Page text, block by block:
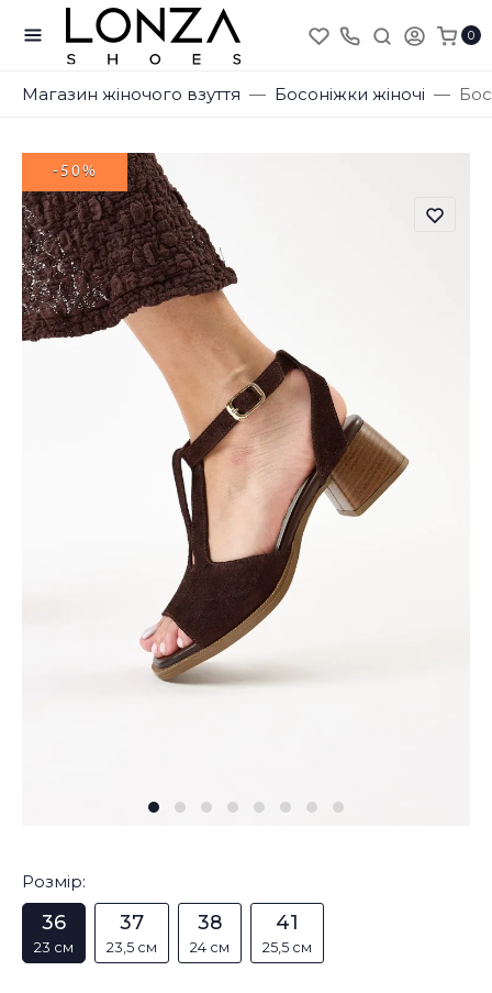
0
Магазин жіночого взуття Босоніжки жіночі
-50%
Розмір:
36
23 см
37
23,5 см
38
24 см
41
25,5 см